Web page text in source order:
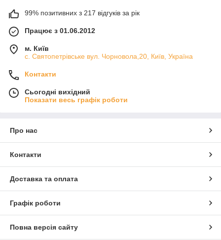
99% позитивних з 217 відгуків за рік
Працює з 01.06.2012
м. Київ
с. Святопетрівське вул. Чорновола,20, Київ, Україна
Контакти
Сьогодні вихідний
Показати весь графік роботи
Про нас
Контакти
Доставка та оплата
Графік роботи
Повна версія сайту